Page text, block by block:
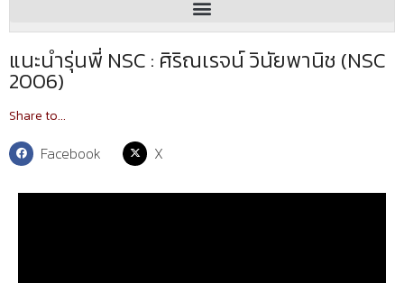
แนะนำรุ่นพี่ NSC : ศิริณเรจน์ วินัยพานิช (NSC
2006)
Share to...
Facebook X